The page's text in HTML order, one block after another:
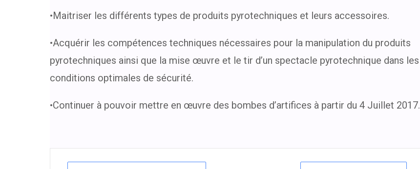
•Maitriser les différents types de produits pyrotechniques et leurs accessoires.
•Acquérir les compétences techniques nécessaires pour la manipulation du produits
pyrotechniques ainsi que la mise œuvre et le tir d’un spectacle pyrotechnique dans les
conditions optimales de sécurité.
•Continuer à pouvoir mettre en œuvre des bombes d’artifices à partir du 4 Juillet 2017.